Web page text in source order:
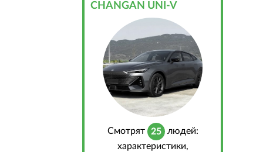
CHANGAN UNI-V
Cмотрят 25 людей:
характеристики,